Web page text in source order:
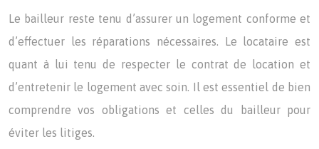
Le bailleur reste tenu d’assurer un logement conforme et
d’effectuer les réparations nécessaires. Le locataire est
quant à lui tenu de respecter le contrat de location et
d’entretenir le logement avec soin. Il est essentiel de bien
comprendre vos obligations et celles du bailleur pour
éviter les litiges.